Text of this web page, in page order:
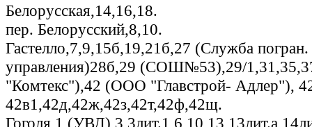
Белорусская,14,16,18.
пер. Белорусский,8,10.
Гастелло,7,9,15б,19,21б,27 (Служба погран.
управления)28б,29 (СОШ№53),29/
"Комтекс"),42 (ООО "Главстрой- Адлер"),
42в1,42д,42ж,42з,42т,42ф,42щ.
Гоголя,1